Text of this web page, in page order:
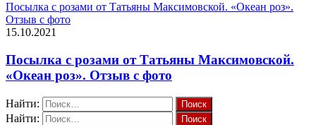
Посылка с розами от Татьяны Максимовской. «Океан роз».
Отзыв с фото
15.10.2021
Посылка с розами от Татьяны Максимовской.
«Океан роз». Отзыв с фото
Найти:
Найти: